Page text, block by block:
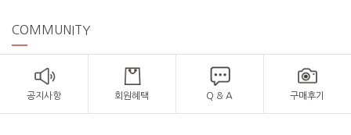
COMMUNITY
공지사항 회원혜택 Q & A 구매후기